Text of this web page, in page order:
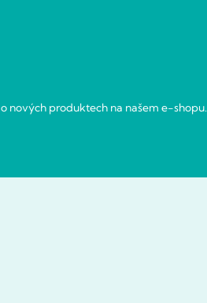
nových produktech na našem e-shopu.